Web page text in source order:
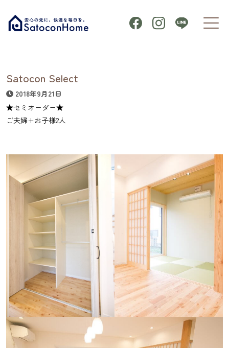
Satocon Select
2018年9月21日
★セミオーダー★
ご夫婦+お子様2人